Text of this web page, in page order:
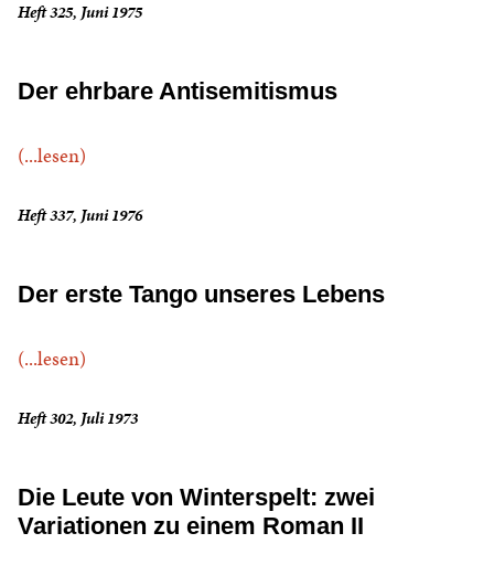
Heft 325, Juni 1975
Der ehrbare Antisemitismus
(...lesen)
Heft 337, Juni 1976
Der erste Tango unseres Lebens
(...lesen)
Heft 302, Juli 1973
Die Leute von Winterspelt: zwei
Variationen zu einem Roman II